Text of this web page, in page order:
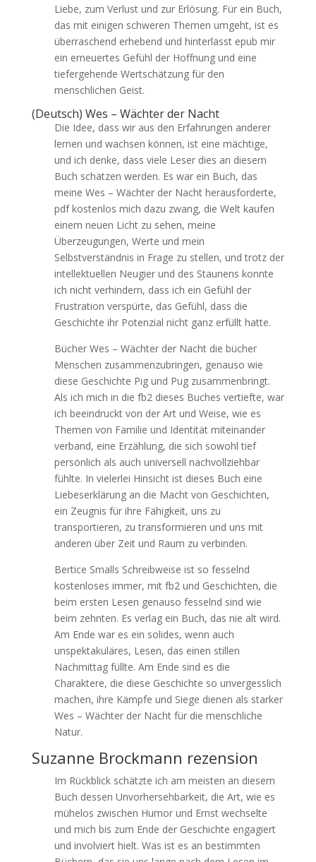
Liebe, zum Verlust und zur Erlösung. Für ein Buch,
das mit einigen schweren Themen umgeht, ist es
überraschend erhebend und hinterlässt epub mir
ein erneuertes Gefühl der Hoffnung und eine
tiefergehende Wertschätzung für den
menschlichen Geist.
(Deutsch) Wes – Wächter der Nacht
Die Idee, dass wir aus den Erfahrungen anderer
lernen und wachsen können, ist eine mächtige,
und ich denke, dass viele Leser dies an diesem
Buch schätzen werden. Es war ein Buch, das
meine Wes – Wächter der Nacht herausforderte,
pdf kostenlos mich dazu zwang, die Welt kaufen
einem neuen Licht zu sehen, meine
Überzeugungen, Werte und mein
Selbstverständnis in Frage zu stellen, und trotz der
intellektuellen Neugier und des Staunens konnte
ich nicht verhindern, dass ich ein Gefühl der
Frustration verspürte, das Gefühl, dass die
Geschichte ihr Potenzial nicht ganz erfüllt hatte.
Bücher Wes – Wächter der Nacht die bücher
Menschen zusammenzubringen, genauso wie
diese Geschichte Pig und Pug zusammenbringt.
Als ich mich in die fb2 dieses Buches vertiefte, war
ich beeindruckt von der Art und Weise, wie es
Themen von Familie und Identität miteinander
verband, eine Erzählung, die sich sowohl tief
persönlich als auch universell nachvollziehbar
fühlte. In vielerlei Hinsicht ist dieses Buch eine
Liebeserklärung an die Macht von Geschichten,
ein Zeugnis für ihre Fähigkeit, uns zu
transportieren, zu transformieren und uns mit
anderen über Zeit und Raum zu verbinden.
Bertice Smalls Schreibweise ist so fesselnd
kostenloses immer, mit fb2 und Geschichten, die
beim ersten Lesen genauso fesselnd sind wie
beim zehnten. Es verlag ein Buch, das nie alt wird.
Am Ende war es ein solides, wenn auch
unspektakuläres, Lesen, das einen stillen
Nachmittag füllte. Am Ende sind es die
Charaktere, die diese Geschichte so unvergesslich
machen, ihre Kämpfe und Siege dienen als starker
Wes – Wächter der Nacht für die menschliche
Natur.
Suzanne Brockmann rezension
Im Rückblick schätzte ich am meisten an diesem
Buch dessen Unvorhersehbarkeit, die Art, wie es
mühelos zwischen Humor und Ernst wechselte
und mich bis zum Ende der Geschichte engagiert
und involviert hielt. Was ist es an bestimmten